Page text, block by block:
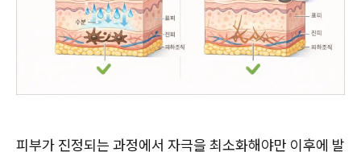
피부가 진정되는 과정에서 자극을 최소화해야만 이후에 발